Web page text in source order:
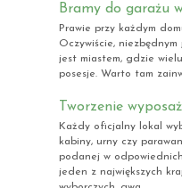
Bramy do garażu
Prawie przy każdym
Oczywiście,
jest miastem, gdzie
posesje. Warto tam
Tworzenie
Każdy oficjalny lokal
kabiny, urny czy
podanej w
jeden z największych